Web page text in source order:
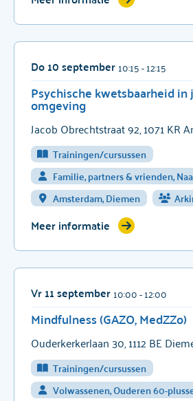
Do 10 september 10:15- 12:15
Psychische kwetsbaarheid in
omgeving
Jacob Obrechtstraat 92, 1071 KR
Trainingen/cursussen
Familie, partners & vrienden,
Amsterdam, Diemen
Meer informatie
Vr 11 september 10:00- 12:00
Mindfulness (GAZO, MedZZo)
Ouderkerkerlaan 30, 1112 BE
Trainingen/cursussen
Volwassenen, Ouderen 60-